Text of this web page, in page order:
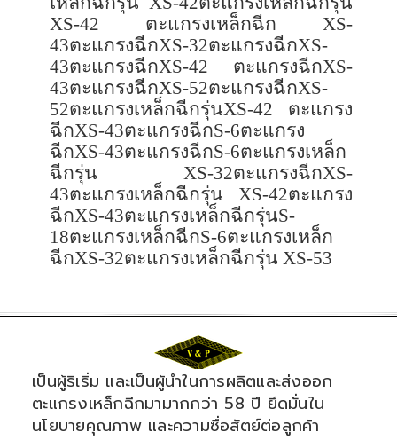
XS-42 ตะแกรงเหล็กฉีก XS-
43ตะแกรงฉีกXS-32ตะแกรงฉีกXS-
43ตะแกรงฉีกXS-42 ตะแกรงฉีกXS-
43ตะแกรงฉีกXS-52ตะแกรงฉีกXS-
52ตะแกรงเหล็กฉีกรุ่นXS-42 ตะแกรง
ฉีกXS-43ตะแกรงฉีกS-6ตะแกรง
ฉีกXS-43ตะแกรงฉีกS-6ตะแกรงเหล็ก
ฉีกรุ่น XS-32ตะแกรงฉีกXS-
43ตะแกรงเหล็กฉีกรุ่น XS-42ตะแกรง
ฉีกXS-43ตะแกรงเหล็กฉีกรุ่นS-
18ตะแกรงเหล็กฉีกS-6ตะแกรงเหล็ก
ฉีกXS-32ตะแกรงเหล็กฉีกรุ่น XS-53
เป็นผู้ริเริ่ม และเป็นผู้นำในการผลิตและส่งออก
ตะแกรงเหล็กฉีกมามากกว่า 58 ปี ยึดมั่นใน
นโยบายคุณภาพ และความซื่อสัตย์ต่อลูกค้า